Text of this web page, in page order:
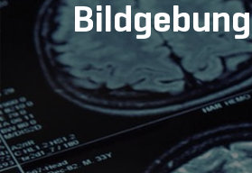
Bildgebung